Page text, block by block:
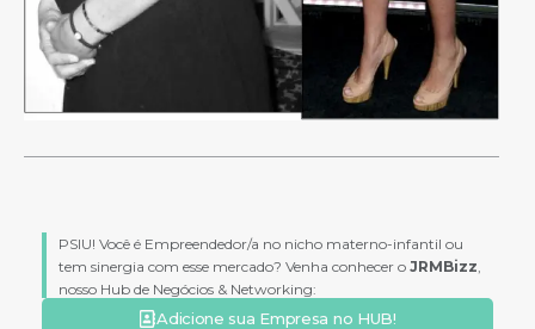
PSIU! Você é Empreendedor/a no nicho materno-infantil ou
tem sinergia com esse mercado? Venha conhecer o JRMBizz
nosso Hub de Negócios & Networking:
Adicione sua Empresa no HUB!